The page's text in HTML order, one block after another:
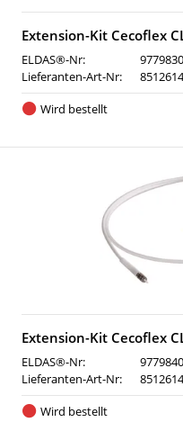
Extension-Kit Cecoflex
ELDAS®-Nr:
Lieferanten-Art-Nr:
Wird bestellt
Extension-Kit Cecoflex
ELDAS®-Nr:
Lieferanten-Art-Nr:
Wird bestellt